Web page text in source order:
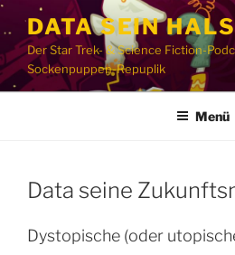
Zum
Inhalt
springen
DATA SEIN HALS
Der Star Trek- & Science Fiction-
Sockenpuppen-Repuplik
Menü
Data seine
Dystopische (oder